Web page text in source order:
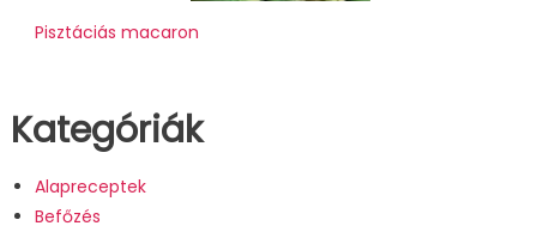
Pisztáciás macaron
Kategóriák
Alapreceptek
Befőzés